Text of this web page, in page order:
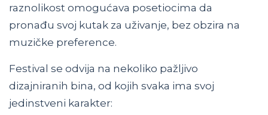
raznolikost omogućava posetiocima da
pronađu svoj kutak za uživanje, bez obzira na
muzičke preference.
Festival se odvija na nekoliko pažljivo
dizajniranih bina, od kojih svaka ima svoj
jedinstveni karakter: